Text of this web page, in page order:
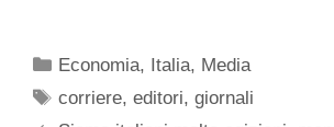
Categorie
Economia, Italia, Media
Tag
corriere,editori,giornali